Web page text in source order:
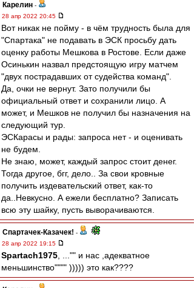
Карелин -
28 апр 2022 20:45
Вот никак не пойму - в чём трудность была для
"Спартака" не подавать в ЭСК просьбу дать
оценку работы Мешкова в Ростове. Если даже
Осинькин назвал предстоящую игру матчем
"двух пострадавших от судейства команд".
Да, очки не вернут. Зато получили бы
официальный ответ и сохранили лицо. А
может, и Мешков не получил бы назначения на
следующий тур.
ЭСКарасы и рады: запроса нет - и оценивать
не будем.
Не знаю, может, каждый запрос стоит денег.
Тогда другое, бгг, дело.. За свои кровные
получить издевательский ответ, как-то
да..Невкусно. А ежели бесплатно? Записать
всю эту шайку, пусть выворачиваются.
Спартачек-Казачек! -
28 апр 2022 19:15
Spartach1975 , ..."" и нас ,адекватное
меньшинство"""" ))))) это как????